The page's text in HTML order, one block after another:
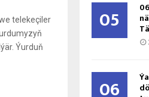
telekeçiler
Ýurduň
05
06